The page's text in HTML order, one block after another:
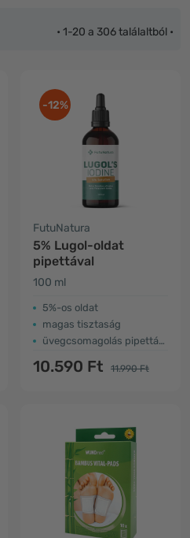
• 1-20 a 306 találaltból •
-12%
FutuNatura
5% Lugol-oldat
pipettával
100 ml
5%-os oldat
magas tisztaság
üvegcsomagolás pipettával
10.590 Ft 11.990 Ft